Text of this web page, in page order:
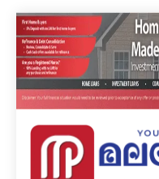
Skip
to
content